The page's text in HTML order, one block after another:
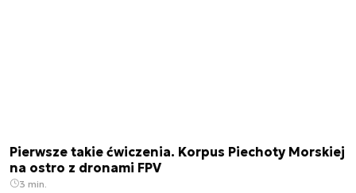
Pierwsze takie ćwiczenia. Korpus Piechoty Morskiej
na ostro z dronami FPV
3 min.